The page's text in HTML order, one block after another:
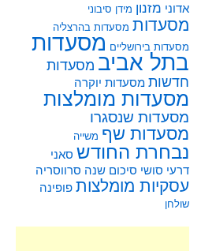
אדוני מזנון מידן סיבוני
מסעדות מסעדות בהרצליה
מסעדות בירושליים מסעדות
בתל אביב מסעדות
חדשות מסעדות יוקרה
מסעדות מומלצות
מסעדות שנסגרו
מסעדות שף משייה
נבחרת החודש סאני
דרעי סושי סיכום שנה סרווסריה
עסקיות מומלצות פופינה
שולחן